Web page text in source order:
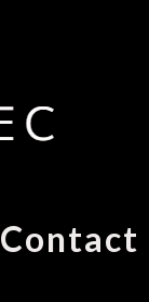
Contact